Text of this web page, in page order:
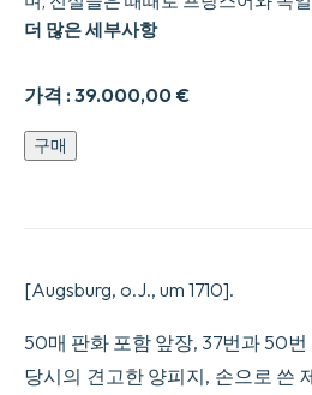
가격 :39.000,00 €
더 많은 세부사항
Il
callotto
Cabinet.
량
구매
[Augsburg, o.J., um 1710].
50매 판화 포함 앞장, 37번과 50
당시의 견고한 양피지, 손으로 쓴